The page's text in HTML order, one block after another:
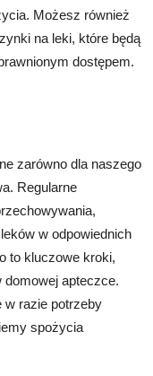
Możesz również
na leki, które będą
dostępem.
zarówno dla naszego
Regularne
w odpowiednich
to kluczowe kroki,
apteczce.
w razie potrzeby
spożycia